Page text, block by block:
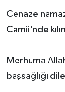
Cenaze
Camii'nde
Merhuma
başsağlığı